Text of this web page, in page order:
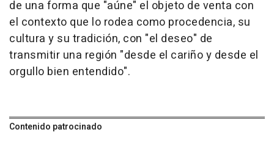
de una forma que "aúne" el objeto de venta con
el contexto que lo rodea como procedencia, su
cultura y su tradición, con "el deseo" de
transmitir una región "desde el cariño y desde el
orgullo bien entendido".
Contenido patrocinado